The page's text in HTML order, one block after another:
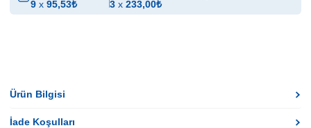
9 x 95,53₺
3 x 233,00₺
Ürün Bilgisi
İade Koşulları